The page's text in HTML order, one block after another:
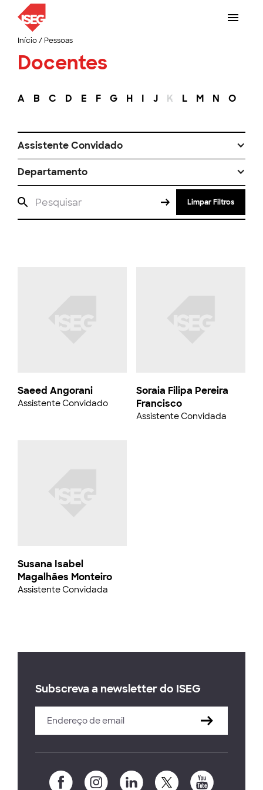
Início/ Pessoas
Docentes
A B C D E F G H I J K L M N O
Assistente Convidado
Departamento
Limpar Filtros
Saeed Angorani
Assistente Convidado
Susana Isabel
Magalhães Monteiro
Assistente Convidada
Soraia Filipa Pereira
Francisco
Assistente Convidada
Subscreva a newsletter do ISEG